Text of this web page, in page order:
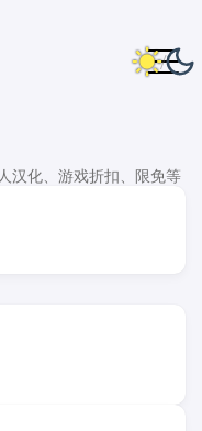
汉化、游戏折扣、限免等